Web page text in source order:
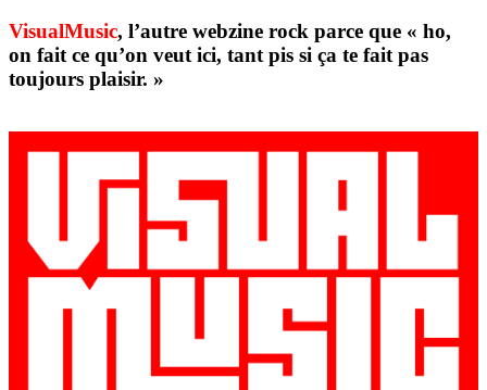
VisualMusic, l’autre webzine rock parce que « ho,
on fait ce qu’on veut ici, tant pis si ça te fait pas
toujours plaisir. »